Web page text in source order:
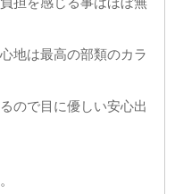
地は最高の部類のカラ
ので目に優しい安心出